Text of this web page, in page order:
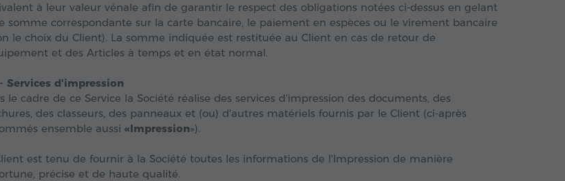
à leur valeur vénale afin de garantir le respect des obligations notées ci-dessus en gelant
somme correspondante sur la carte bancaire, le paiement en espèces ou le virement bancaire
le choix du Client). La somme indiquée est restituée au Client en cas de retour de
et des Articles à temps et en état normal.
- Services d'impression
le cadre de ce Service la Société réalise des services d'impression des documents, des
des classeurs, des panneaux et (ou) d'autres matériels fournis par le Client (ci-après
ensemble aussi «Impression»).
est tenu de fournir à la Société toutes les informations de l'Impression de manière
précise et de haute qualité.